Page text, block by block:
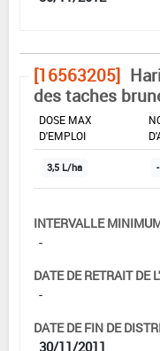
[16563205]
des taches
DOSE MAX
D'EMPLOI
3,5 L/ha -
INTERVALLE
-
DATE DE RETRAIT DE
-
DATE DE FIN DE
30/11/2011